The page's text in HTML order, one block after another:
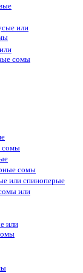
или
сомы
сомы
сомы
или спиноперые
или
или